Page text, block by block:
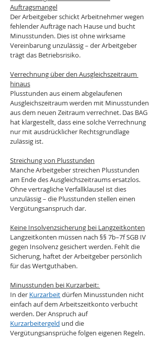
Auftragsmangel
Der Arbeitgeber schickt Arbeitnehmer wegen
fehlender Aufträge nach Hause und bucht
Minusstunden. Dies ist ohne wirksame
Vereinbarung unzulässig – der Arbeitgeber
trägt das Betriebsrisiko.
Verrechnung über den Ausgleichszeitraum
hinaus
Plusstunden aus einem abgelaufenen
Ausgleichszeitraum werden mit Minusstunden
aus dem neuen Zeitraum verrechnet. Das BAG
hat klargestellt, dass eine solche Verrechnung
nur mit ausdrücklicher Rechtsgrundlage
zulässig ist.
Streichung von Plusstunden
Manche Arbeitgeber streichen Plusstunden
am Ende des Ausgleichszeitraums ersatzlos.
Ohne vertragliche Verfallklausel ist dies
unzulässig – die Plusstunden stellen einen
Vergütungsanspruch dar.
Keine Insolvenzsicherung bei Langzeitkonten
Langzeitkonten müssen nach §§ 7b–7f SGB IV
gegen Insolvenz gesichert werden. Fehlt die
Sicherung, haftet der Arbeitgeber persönlich
für das Wertguthaben.
Minusstunden bei Kurzarbeit:
In der Kurzarbeit dürfen Minusstunden nicht
einfach auf dem Arbeitszeitkonto verbucht
werden. Der Anspruch auf
Kurzarbeitergeld und die
Vergütungsansprüche folgen eigenen Regeln.